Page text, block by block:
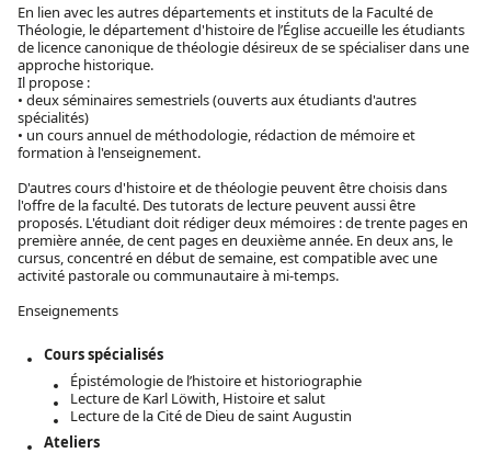
En lien avec les autres départements et instituts de la Faculté de
Théologie, le département d'histoire de l’Église accueille les étudiants
de licence canonique de théologie désireux de se spécialiser dans une
approche historique.
Il propose :
• deux séminaires semestriels (ouverts aux étudiants d'autres
spécialités)
• un cours annuel de méthodologie, rédaction de mémoire et
formation à l'enseignement.
D'autres cours d'histoire et de théologie peuvent être choisis dans
l'offre de la faculté. Des tutorats de lecture peuvent aussi être
proposés. L'étudiant doit rédiger deux mémoires : de trente pages en
première année, de cent pages en deuxième année. En deux ans, le
cursus, concentré en début de semaine, est compatible avec une
activité pastorale ou communautaire à mi-temps.
Enseignements
Cours spécialisés
Épistémologie de l’histoire et historiographie
Lecture de Karl Löwith, Histoire et salut
Lecture de la Cité de Dieu de saint Augustin
Ateliers